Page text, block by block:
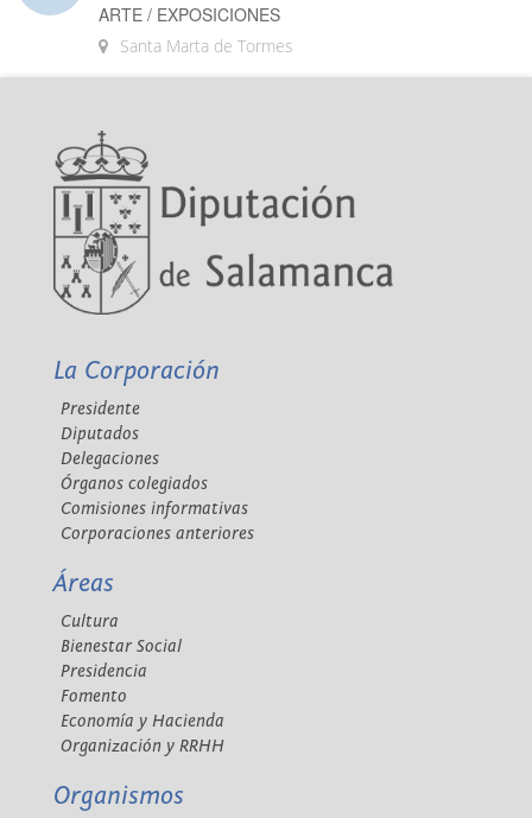
ARTE / EXPOSICIONES
Santa Marta de Tormes
La Corporación
Presidente
Diputados
Delegaciones
Órganos colegiados
Comisiones informativas
Corporaciones anteriores
Áreas
Cultura
Bienestar Social
Presidencia
Fomento
Economía y Hacienda
Organización y RRHH
Organismos